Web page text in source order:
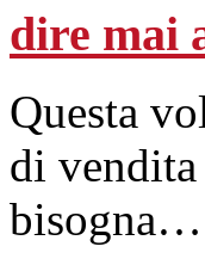
dire mai
Questa
di
bisogna…